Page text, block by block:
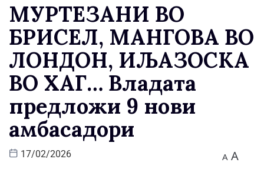
МУРТЕЗАНИ ВО
БРИСЕЛ, МАНГОВА ВО
ЛОНДОН, ИЉАЗОСКА
ВО ХАГ… Владата
предложи 9 нови
амбасадори
17/02/2026 A A